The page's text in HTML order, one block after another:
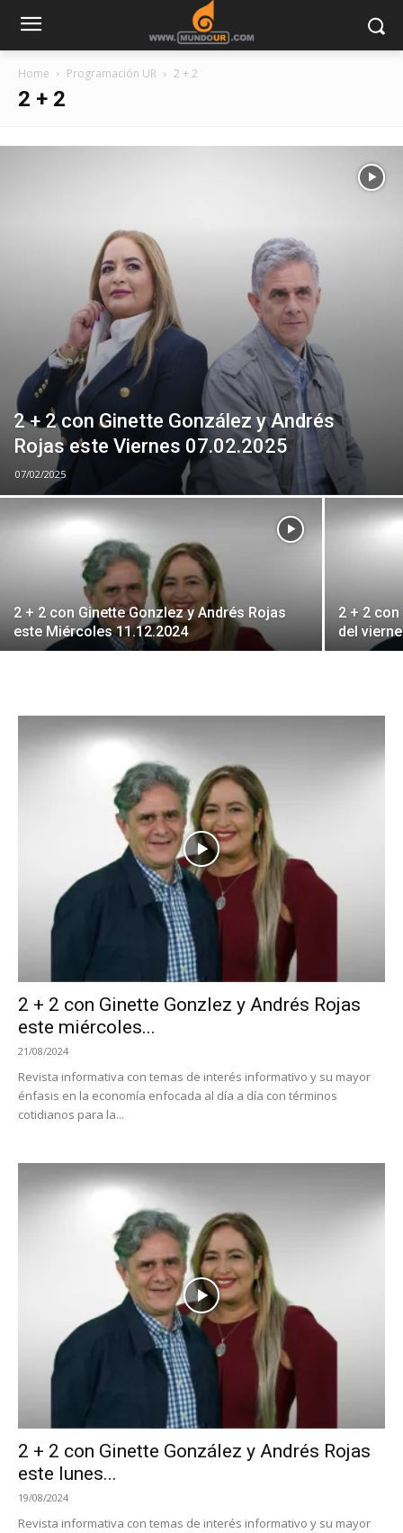
Home Programación UR 2 + 2
2 + 2
2 + 2 con Ginette González y Andrés
Rojas este Viernes 07.02.2025
07/02/2025
2 + 2 con Ginette Gonzlez y Andrés Rojas
este Miércoles 11.12.2024
2 + 2
del
2 + 2 con Ginette Gonzlez y Andrés Rojas
este miércoles...
21/08/2024
Revista informativa con temas de interés informativo y su mayor
énfasis en la economía enfocada al día a día con términos
cotidianos para la...
2 + 2 con Ginette González y Andrés Rojas
este lunes...
19/08/2024
Revista informativa con temas de interés informativo y su mayor